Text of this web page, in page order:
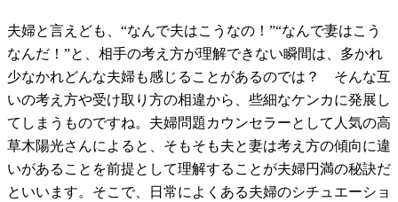
夫婦と言えども、“なんで夫はこうなの！”“なんで妻はこう
なんだ！”と、相手の考え方が理解できない瞬間は、多かれ
少なかれどんな夫婦も感じることがあるのでは？ そんな互
いの考え方や受け取り方の相違から、些細なケンカに発展し
てしまうものですね。夫婦問題カウンセラーとして人気の高
草木陽光さんによると、そもそも夫と妻は考え方の傾向に違
いがあることを前提として理解することが夫婦円満の秘訣だ
といいます。そこで、日常によくある夫婦のシチュエーショ